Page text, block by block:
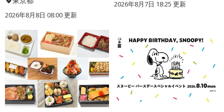
2026年8月8日 08:00更新
2026年8月7日 18:25 更新